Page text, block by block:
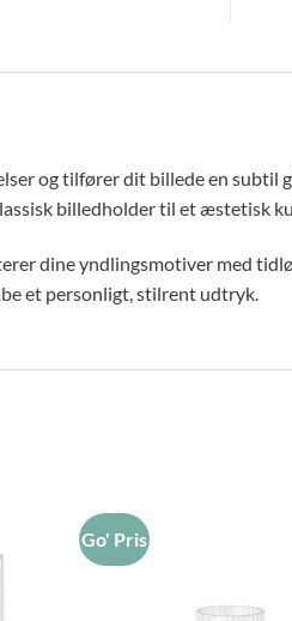
og tilfører dit billede en subtil
billedholder til et æstetisk
dine yndlingsmotiver med
et personligt, stilrent udtryk.
Go' Pris